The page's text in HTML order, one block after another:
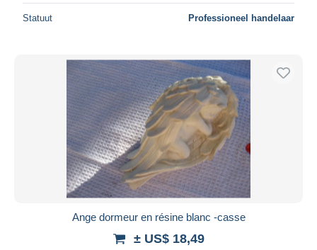
Statuut Professioneel handelaar
Ange dormeur en résine blanc -casse
± US$ 18,49